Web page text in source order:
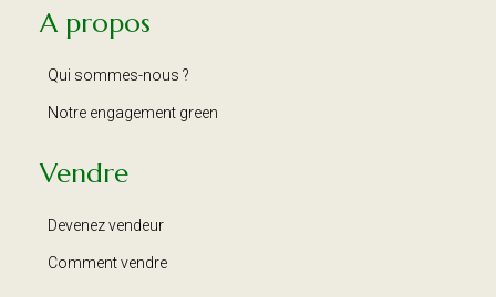
A propos
Qui sommes-nous ?
Notre engagement green
Vendre
Devenez vendeur
Comment vendre